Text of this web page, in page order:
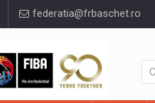
federatia@frbaschet.ro